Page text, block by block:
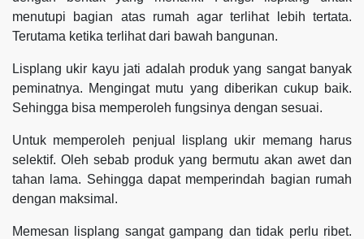
menutupi bagian atas rumah agar terlihat lebih tertata.
Terutama ketika terlihat dari bawah bangunan.
Lisplang ukir kayu jati adalah produk yang sangat banyak
peminatnya. Mengingat mutu yang diberikan cukup baik.
Sehingga bisa memperoleh fungsinya dengan sesuai.
Untuk memperoleh penjual lisplang ukir memang harus
selektif. Oleh sebab produk yang bermutu akan awet dan
tahan lama. Sehingga dapat memperindah bagian rumah
dengan maksimal.
Memesan lisplang sangat gampang dan tidak perlu ribet.